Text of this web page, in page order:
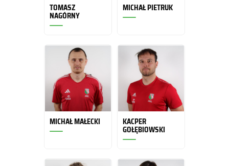
TOMASZ
NAGÓRNY
MICHAŁ PIETRUK
MICHAŁ MAŁECKI KACPER
GOŁĘBIOWSKI